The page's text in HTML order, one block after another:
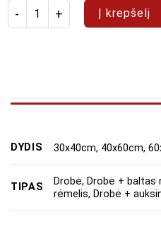
produkto kiekis: Paveikslų
Į krepšelį
DYDIS 30x40cm, 40x60cm,
TIPAS
Drobė, Drobė + baltas
rėmelis, Drobė +